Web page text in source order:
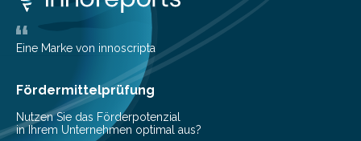
Projekt im Rahmen der Nationalen
Bioökonomiestrategie mit rund 2,7 Millionen Euro.
Pestizide sind äußerst wichtig, um die globale
Ernährung zu sichern. Ohne sie besteht die weltweite
Gefahr erheblicher…
Eine Marke von innoscripta
Fördermittelprüfung
Nutzen Sie das Förderpotenzial
in Ihrem Unternehmen optimal aus?